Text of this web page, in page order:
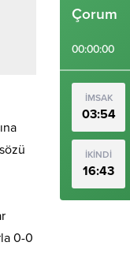
0-0
Çorum
00:00:00
İMSAK
03:54
İKİNDİ
16:43